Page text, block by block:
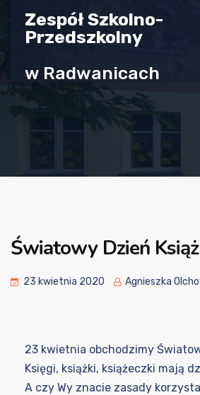
Zespół Szkolno-
Przedszkolny
w Radwanicach
Światowy Dzień
23 kwietnia 2020 Agnieszka
23 kwietnia obchodzimy
Księgi, książki, książeczki mają
A czy Wy znacie zasady